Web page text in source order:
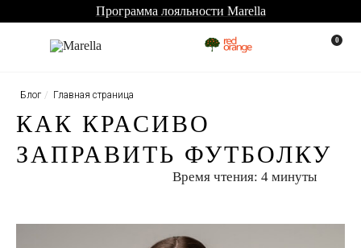
Программа лояльности Marella
0
Главная страница
Блог
КАК КРАСИВО
ЗАПРАВИТЬ ФУТБОЛКУ
Время чтения: 4 минуты